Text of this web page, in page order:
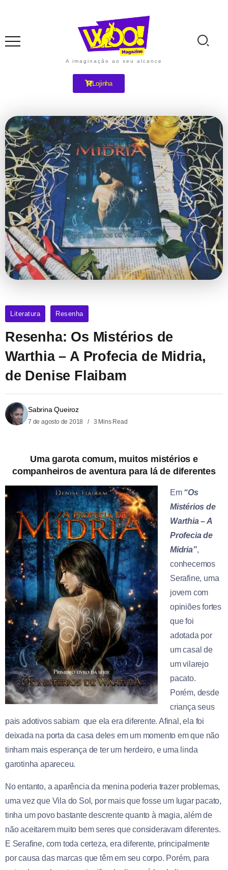
A imaginação ao seu alcance
Lojinha
Literatura Resenha
Resenha: Os Mistérios de
Warthia – A Profecia de Midria,
de Denise Flaibam
Sabrina Queiroz
7 de agosto de 2018 3 Mins Read
Uma garota comum, muitos mistérios e
companheiros de aventura para lá de diferentes
Em “Os
Mistérios de
Warthia – A
Profecia de
Midria”,
conhecemos
Serafine, uma
jovem com
opiniões fortes
que foi
adotada por
um casal de
um vilarejo
pacato.
Porém, desde
criança seus
pais adotivos sabiam que ela era diferente. Afinal, ela foi
deixada na porta da casa deles em um momento em que não
tinham mais esperança de ter um herdeiro, e uma linda
garotinha apareceu.
No entanto, a aparência da menina poderia trazer problemas,
uma vez que Vila do Sol, por mais que fosse um lugar pacato,
tinha um povo bastante descrente quanto à magia, além de
não aceitarem muito bem seres que consideravam diferentes.
E Serafine, com toda certeza, era diferente, principalmente
por causa das marcas que têm em seu corpo. Porém, para